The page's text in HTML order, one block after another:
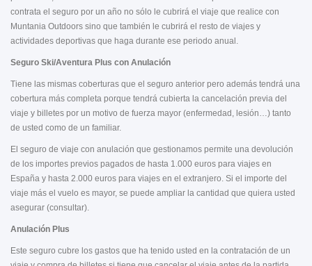
contrata el seguro por un año no sólo le cubrirá el viaje que realice con
Muntania Outdoors sino que también le cubrirá el resto de viajes y
actividades deportivas que haga durante ese periodo anual.
Seguro Ski/Aventura Plus con Anulación
Tiene las mismas coberturas que el seguro anterior pero además tendrá una
cobertura más completa porque tendrá cubierta la cancelación previa del
viaje y billetes por un motivo de fuerza mayor (enfermedad, lesión…) tanto
de usted como de un familiar.
El seguro de viaje con anulación que gestionamos permite una devolución
de los importes previos pagados de hasta 1.000 euros para viajes en
España y hasta 2.000 euros para viajes en el extranjero. Si el importe del
viaje más el vuelo es mayor, se puede ampliar la cantidad que quiera usted
asegurar (consultar).
Anulación Plus
Este seguro cubre los gastos que ha tenido usted en la contratación de un